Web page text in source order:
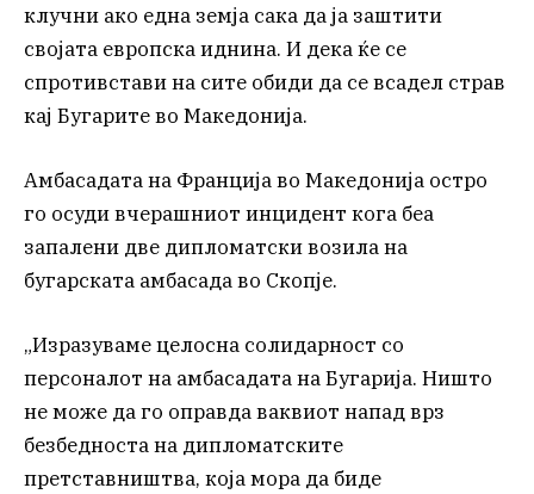
клучни ако една земја сака да ја заштити
својата европска иднина. И дека ќе се
спротивстави на сите обиди да се всадел страв
кај Бугарите во Македонија.
Амбасадата на Франција во Македонија остро
го осуди вчерашниот инцидент кога беа
запалени две дипломатски возила на
бугарската амбасада во Скопје.
„Изразуваме целосна солидарност со
персоналот на амбасадата на Бугарија. Ништо
не може да го оправда ваквиот напад врз
безбедноста на дипломатските
претставништва, која мора да биде